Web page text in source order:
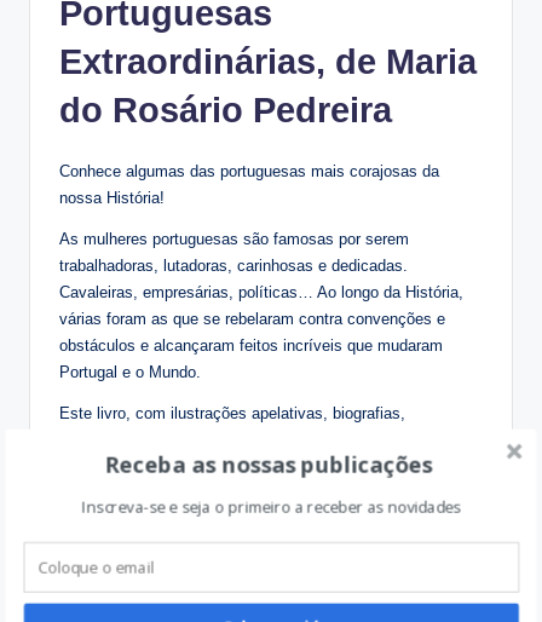
Portuguesas
Extraordinárias, de Maria
do Rosário Pedreira
Conhece algumas das portuguesas mais corajosas da
nossa História!
As mulheres portuguesas são famosas por serem
trabalhadoras, lutadoras, carinhosas e dedicadas.
Cavaleiras, empresárias, políticas… Ao longo da História,
várias foram as que se rebelaram contra convenções e
obstáculos e alcançaram feitos incríveis que mudaram
Portugal e o Mundo.
Este livro, com ilustrações apelativas, biografias,
algumas das mais importantes portuguesas que se
empreendedorismo.
Fica a conhecer as pioneiras que abriram caminho para
futuras gerações de mulheres extraordinárias!
Receba as nossas publicações
Inscreva-se e seja o primeiro a receber as novidades